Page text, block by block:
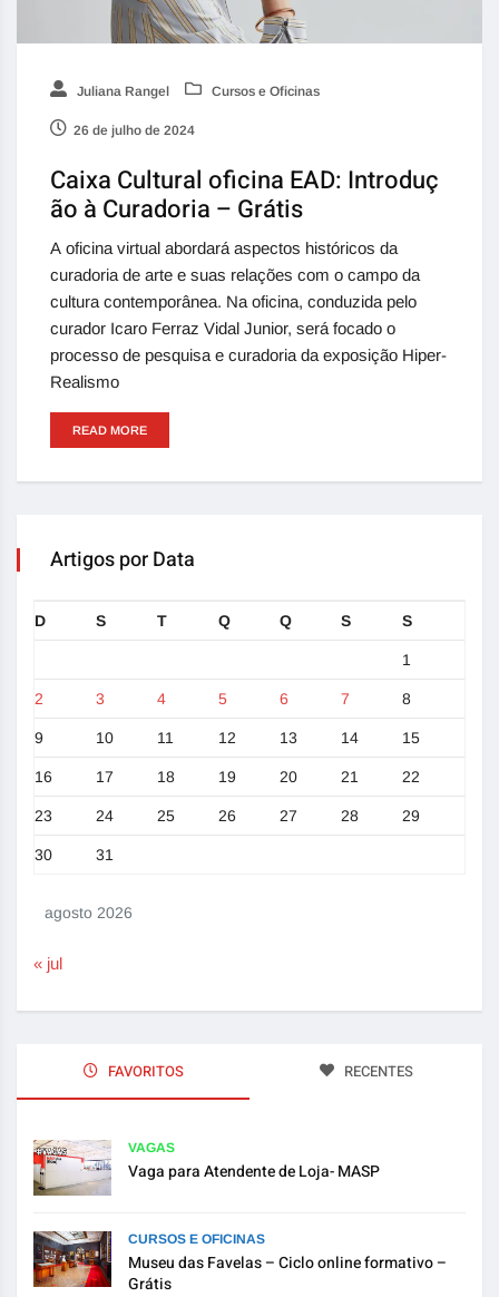
Juliana Rangel Cursos e Oficinas
26 de julho de 2024
Caixa Cultural oficina EAD: Introduç
ão à Curadoria – Grátis
A oficina virtual abordará aspectos históricos da
curadoria de arte e suas relações com o campo da
cultura contemporânea. Na oficina, conduzida pelo
curador Icaro Ferraz Vidal Junior, será focado o
processo de pesquisa e curadoria da exposição Hiper-
Realismo
READ MORE
Artigos por Data
agosto 2026
D S T Q Q S S
1
2 3 4 5 6 7 8
9 10 11 12 13 14 15
16 17 18 19 20 21 22
23 24 25 26 27 28 29
30 31
« jul
FAVORITOS RECENTES
VAGAS
Vaga para Atendente de Loja- MASP
CURSOS E OFICINAS
Museu das Favelas – Ciclo online formativo –
Grátis